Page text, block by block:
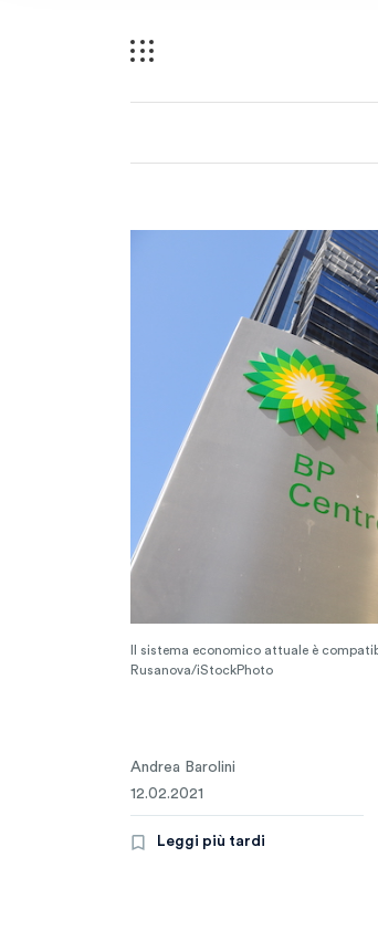
Il sistema economico attuale è
Rusanova/iStockPhoto
Andrea Barolini
12.02.2021
Leggi più tardi